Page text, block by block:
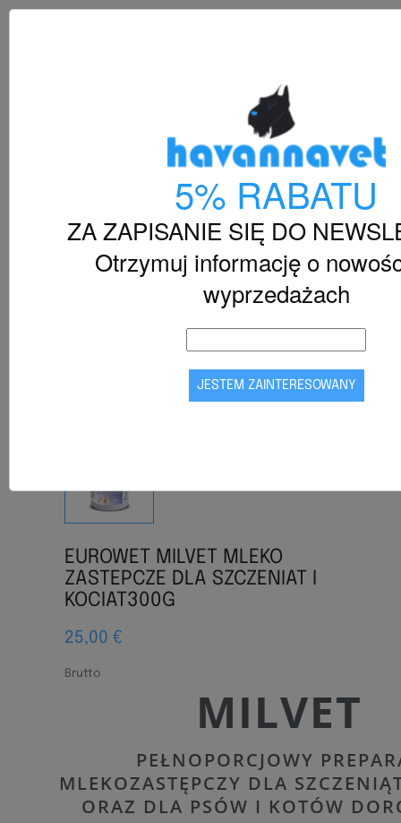
5% RABATU
ZA ZAPISANIE SIĘ DO
Otrzymuj informację o
wyprzedażach
EUROWET MILVET MLEKO
ZASTEPCZE DLA SZCZENIAT I
KOCIAT300G
25,00 €
Brutto
MILVET
PEŁNOPORCJOWY
MLEKOZASTĘPCZY DLA
ORAZ DLA PSÓW I KOTÓW